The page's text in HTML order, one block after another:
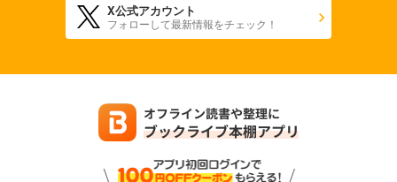
X公式アカウント
フォローして最新情報をチェック！